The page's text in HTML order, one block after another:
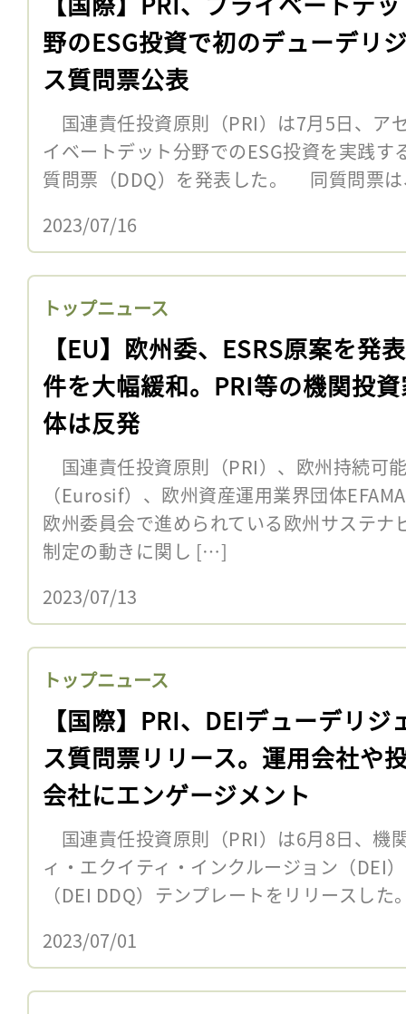
野のESG投資で初のデューデリ
ス質問票公表
国連責任投資原則（PRI）は7月5日、ア
イベートデット分野でのESG投資を実践
質問票（DDQ）を発表した。 同質問票
2023/07/16
トップニュース
【EU】欧州委、ESRS原案を発
件を大幅緩和。PRI等の機関投
体は反発
国連責任投資原則（PRI）、欧州持続可
（Eurosif）、欧州資産運用業界団体
欧州委員会で進められている欧州サステナ
制定の動きに関し […]
2023/07/13
トップニュース
【国際】PRI、DEIデューデリジ
ス質問票リリース。運用会社や
会社にエンゲージメント
国連責任投資原則（PRI）は6月8日、機
ィ・エクイティ・インクルージョン（DEI
（DEI DDQ）テンプレートをリリースし
2023/07/01